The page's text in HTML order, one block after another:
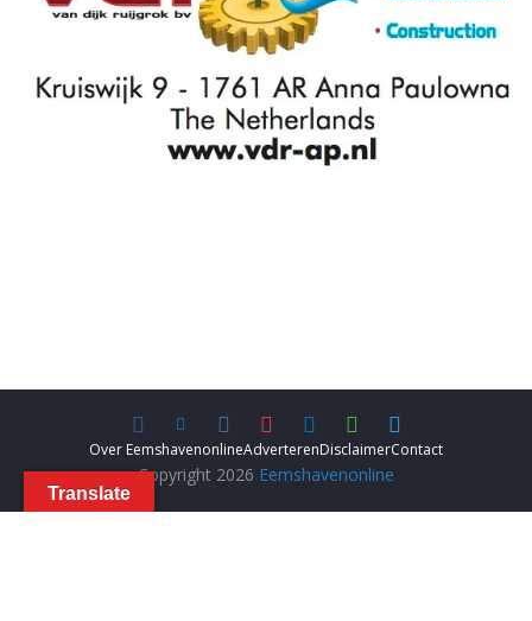
Over EemshavenonlineAdverterenDisclaimerContact
Copyright 2026 Eemshavenonline
Translate